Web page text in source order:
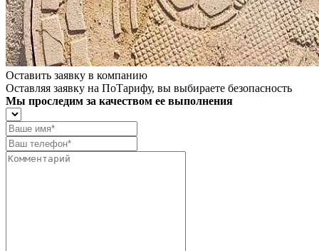
Оставить заявку в компанию
Оставляя заявку на ПоТарифу, вы выбираете безопасность
Мы проследим за качеством ее выполнения